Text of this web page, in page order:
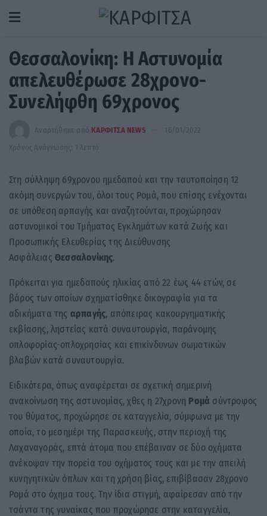
Θεσσαλονίκη: Η Αστυνομία
απελευθέρωσε 28χρονο-
Συνελήφθη 69χρονος
Αναρτήθηκε από ΚΑΡΦΙΤΣΑ NEWS
16/01/2022
Χρόνος Ανάγνωσης: 1 λεπτό
Στη σύλληψη 69χρονου ημεδαπού και την ταυτοποίηση 12
ακόμη συνεργών του, όλοι τους Ρομά, που επίσης ενέχονται
σε υπόθεση αρπαγής και αναζητούνται, προχώρησαν
αστυνομικοί του Τμήματος Εγκλημάτων κατά Ζωής και
Προσωπικής Ελευθερίας της Διεύθυνσης
Ασφάλειας Θεσσαλονίκης.
Πρόκειται για ημεδαπούς ηλικίας από 22 έως 44 ετών, σε
βάρος των οποίων σχηματίσθηκε δικογραφία για τα
αδικήματα της αρπαγής, απόπειρας κακουργηματικής
εκβίασης, ληστείας κατά συναυτουργία, παράνομης
οπλοφορίας-οπλοχρησίας και επικίνδυνων σωματικών
βλαβών κατά συναυτουργία.
Ειδικότερα, όπως αναφέρεται σε σχετική σημερινή
ανακοίνωση της αστυνομίας, χθες η 27χρονη Ρομά σύντροφος
του θύματος, προχώρησε σε καταγγελία, σύμφωνα με την
οποία, το μεσημέρι της Παρασκευής, στην περιοχή της
Λαχαναγοράς, επτά άτομα που επέβαιναν σε δύο οχήματα
ανέκοψαν την πορεία του οχήματος τους και με την απειλή
κυνηγητικών όπλων και τη χρήση βίας, επιβίβασαν 28χρονο
Ρομά στο όχημα τους. Την ίδια στιγμή, αφαίρεσαν από την
τσάντα της γυναίκας που προχώρησε στην καταγγελία,